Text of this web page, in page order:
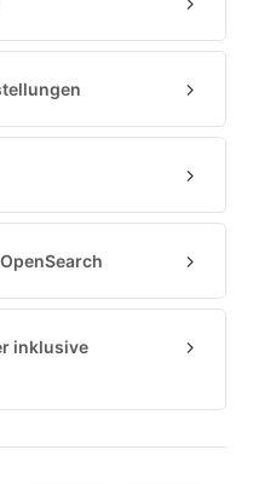
inklusive